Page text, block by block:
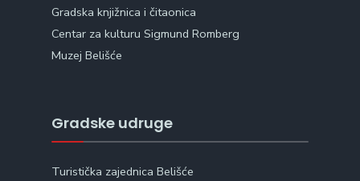
Gradska knjižnica i čitaonica
Centar za kulturu Sigmund Romberg
Muzej Belišće
Gradske udruge
Turistička zajednica Belišće